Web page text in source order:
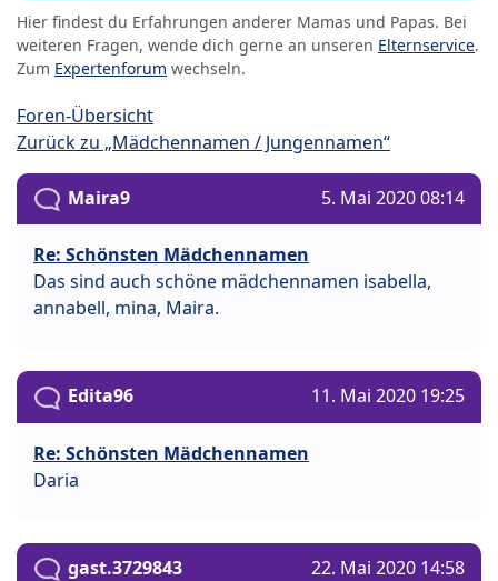
Hier findest du Erfahrungen anderer Mamas und Papas. Bei
weiteren Fragen, wende dich gerne an unseren Elternservice.
Zum Expertenforum wechseln.
Foren-Übersicht
Zurück zu „Mädchennamen / Jungennamen“
Maira9 5. Mai 2020 08:14
Re: Schönsten Mädchennamen
Das sind auch schöne mädchennamen isabella,
annabell, mina, Maira.
Edita96 11. Mai 2020 19:25
Re: Schönsten Mädchennamen
Daria
gast.3729843 22. Mai 2020 14:58